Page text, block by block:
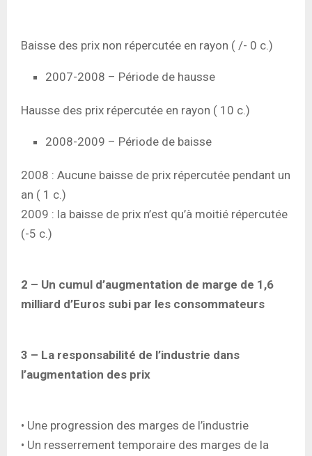
Baisse des prix non répercutée en rayon ( /- 0 c.)
2007-2008 – Période de hausse
Hausse des prix répercutée en rayon ( 10 c.)
2008-2009 – Période de baisse
2008 : Aucune baisse de prix répercutée pendant un
an ( 1 c.)
2009 : la baisse de prix n’est qu’à moitié répercutée
(-5 c.)
2 – Un cumul d’augmentation de marge de 1,6
milliard d’Euros subi par les consommateurs
3 – La responsabilité de l’industrie dans
l’augmentation des prix
• Une progression des marges de l’industrie
• Un resserrement temporaire des marges de la